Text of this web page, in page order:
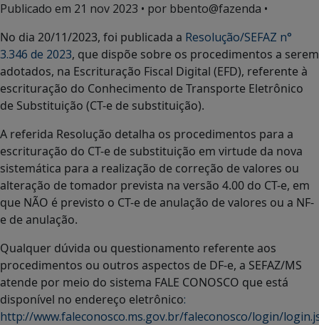
Publicado em 21 nov 2023 • por bbento@fazenda •
No dia 20/11/2023, foi publicada a Resolução/SEFAZ n°
3.346 de 2023, que dispõe sobre os procedimentos a serem
adotados, na Escrituração Fiscal Digital (EFD), referente à
escrituração do Conhecimento de Transporte Eletrônico
de Substituição (CT-e de substituição).
A referida Resolução detalha os procedimentos para a
escrituração do CT-e de substituição em virtude da nova
sistemática para a realização de correção de valores ou
alteração de tomador prevista na versão 4.00 do CT-e, em
que NÃO é previsto o CT-e de anulação de valores ou a NF-
e de anulação.
Qualquer dúvida ou questionamento referente aos
procedimentos ou outros aspectos de DF-e, a SEFAZ/MS
atende por meio do sistema FALE CONOSCO que está
disponível no endereço eletrônico:
http://www.faleconosco.ms.gov.br/faleconosco/login/